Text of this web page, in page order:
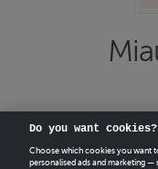
koruja jo 13 vuotta.
ihastusta kantajallaan.
näe. Kultainen sulka-
Do you want
Choose which cookies you want
personalised ads and marketing